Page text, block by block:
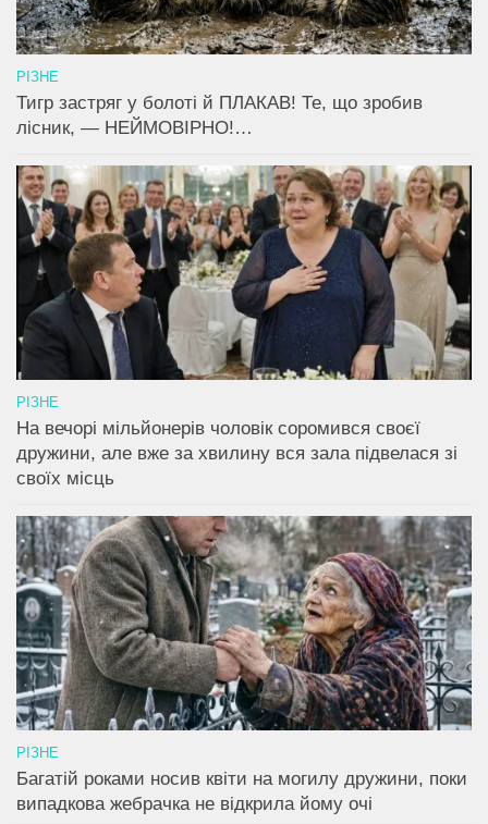
РІЗНЕ
Тигр застряг у болоті й ПЛАКАВ! Те, що зробив
лісник, — НЕЙМОВІРНО!…
РІЗНЕ
На вечорі мільйонерів чоловік соромився своєї
дружини, але вже за хвилину вся зала підвелася зі
своїх місць
РІЗНЕ
Багатій роками носив квіти на могилу дружини, поки
випадкова жебрачка не відкрила йому очі